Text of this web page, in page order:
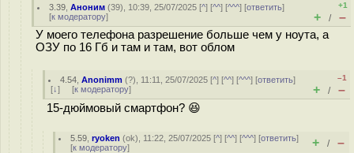
3.39 ,Аноним (39), 10:39, 25/07/2025 [^] [^^] [^^^] [ответить]
[к модератору]
+1
+ / –
У моего телефона разрешение больше чем у ноута, а
ОЗУ по 16 Гб и там и там, вот облом
4.54 ,Anonimm (?), 11:11, 25/07/2025 [^] [^^] [^^^] [ответить]
[↓] [к модератору]
–1
+ / –
15-дюймовый смартфон? 😆
5.59 ,ryoken (ok), 11:22, 25/07/2025 [^] [^^] [^^^] [ответить]
[к модератору] + / –